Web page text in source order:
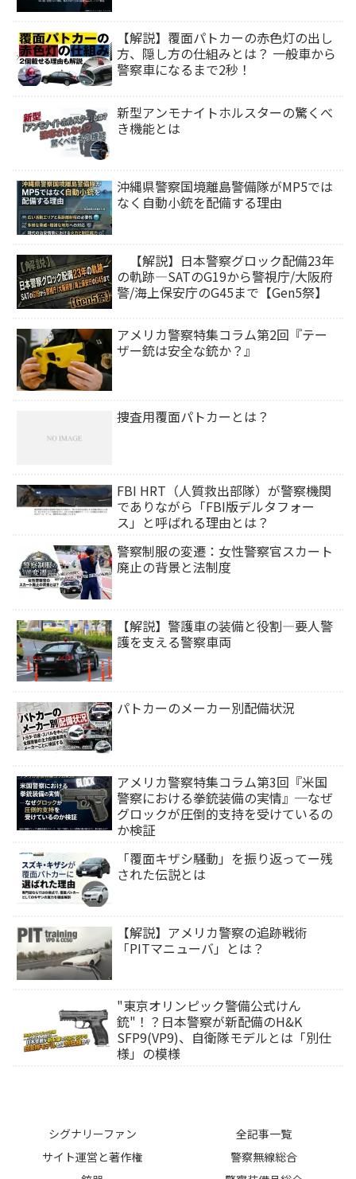
【解説】覆面パトカーの赤色灯の出し
方、隠し方の仕組みとは？ 一般車から
警察車になるまで2秒！
新型アンモナイトホルスターの驚くべ
き機能とは
沖縄県警察国境離島警備隊がMP5では
なく自動小銃を配備する理由
【解説】日本警察グロック配備23年
の軌跡―SATのG19から警視庁/大阪府
警/海上保安庁のG45まで【Gen5祭】
アメリカ警察特集コラム第2回『テー
ザー銃は安全な銃か？』
捜査用覆面パトカーとは？
FBI HRT（人質救出部隊）が警察機関
でありながら「FBI版デルタフォー
ス」と呼ばれる理由とは？
警察制服の変遷：女性警察官スカート
廃止の背景と法制度
【解説】警護車の装備と役割―要人警
護を支える警察車両
パトカーのメーカー別配備状況
アメリカ警察特集コラム第3回『米国
警察における拳銃装備の実情』─なぜ
グロックが圧倒的支持を受けているの
か検証
「覆面キザシ騒動」を振り返ってー残
された伝説とは
【解説】アメリカ警察の追跡戦術
「PITマニューバ」とは？
"東京オリンピック警備公式けん
銃"！？日本警察が新配備のH&K
SFP9(VP9)、自衛隊モデルとは「別仕
様」の模様
シグナリーファン
全記事一覧
サイト運営と著作権
警察無線総合